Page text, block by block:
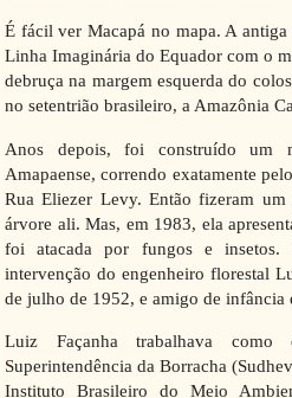
É fácil ver Macapá no mapa. A
Linha Imaginária do Equador com o
debruça na margem esquerda do
no setentrião brasileiro, a Amazônia
Anos depois, foi construído um
Amapaense, correndo exatamente
Rua Eliezer Levy. Então fizeram
árvore ali. Mas, em 1983, ela
foi atacada por fungos e insetos.
intervenção do engenheiro florestal
de julho de 1952, e amigo de infância
Luiz Façanha trabalhava como
Superintendência da Borracha
Instituto Brasileiro do Meio